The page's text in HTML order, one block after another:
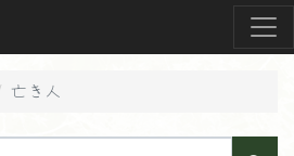
亡き人